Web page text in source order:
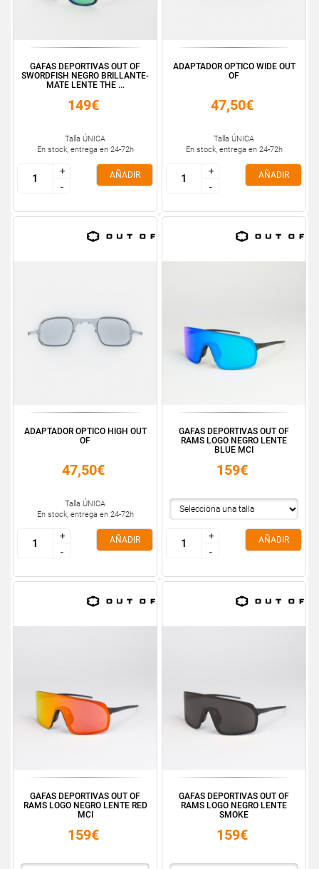
GAFAS DEPORTIVAS OUT OF
SWORDFISH NEGRO BRILLANTE-
MATE LENTE THE ...
149€
Talla ÚNICA
En stock, entrega en 24-72h
+
-
+
-
AÑADIR
ADAPTADOR OPTICO WIDE OUT
OF
47,50€
Talla ÚNICA
En stock, entrega en 24-72h
+
-
+
-
AÑADIR
ADAPTADOR OPTICO HIGH OUT
OF
47,50€
Talla ÚNICA
En stock, entrega en 24-72h
+
-
+
-
AÑADIR
GAFAS DEPORTIVAS OUT OF
RAMS LOGO NEGRO LENTE
BLUE MCI
159€
+
-
+
-
AÑADIR
GAFAS DEPORTIVAS OUT OF
RAMS LOGO NEGRO LENTE RED
MCI
159€
GAFAS DEPORTIVAS OUT OF
RAMS LOGO NEGRO LENTE
SMOKE
159€